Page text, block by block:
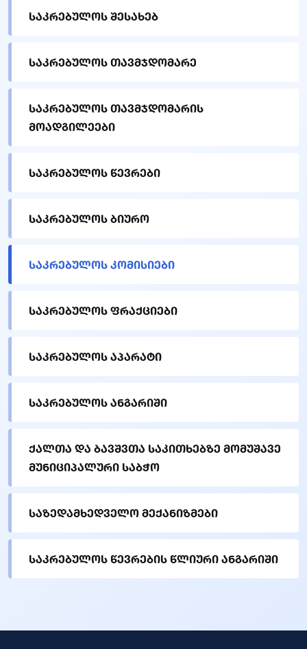
საკრებულოს შესახებ
საკრებულოს თავმჯდომარე
საკრებულოს თავმჯდომარის
მოადგილეები
საკრებულოს წევრები
საკრებულოს ბიურო
საკრებულოს კომისიები
საკრებულოს ფრაქციები
საკრებულოს აპარატი
საკრებულოს ანგარიში
ქალთა და ბავშვთა საკითხებზე მომუშავე
მუნიციპალური საბჭო
საზედამხედველო მექანიზმები
საკრებულოს წევრების წლიური ანგარიში